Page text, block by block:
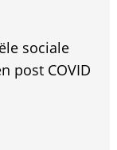
sociale
post COVID